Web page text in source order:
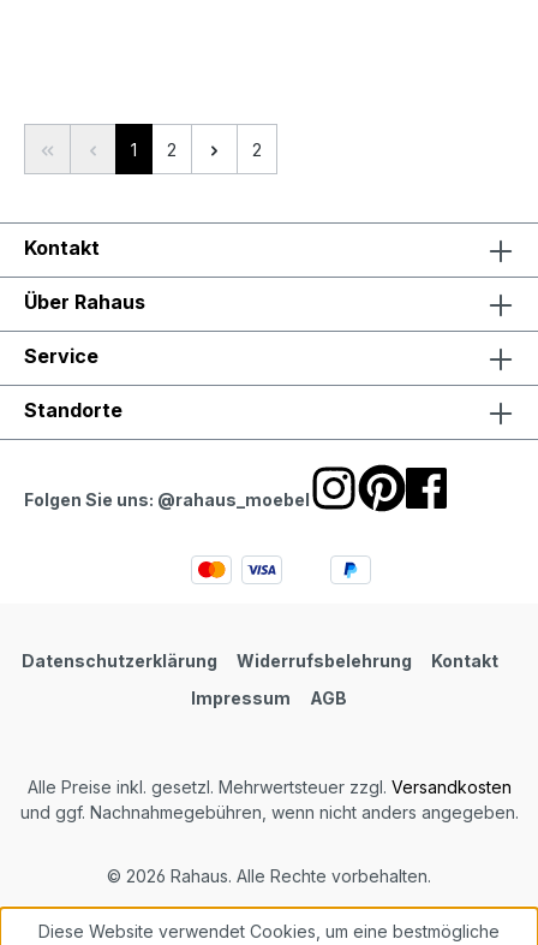
Seite
1 Seite
2 2
Kontakt
Über Rahaus
Service
Standorte
Folgen Sie uns: @rahaus_moebel
Datenschutzerklärung Widerrufsbelehrung
Kontakt
Impressum
AGB
Alle Preise inkl. gesetzl. Mehrwertsteuer zzgl. Versandkosten
und ggf. Nachnahmegebühren, wenn nicht anders angegeben.
© 2026 Rahaus. Alle Rechte vorbehalten.
Diese Website verwendet Cookies, um eine bestmögliche